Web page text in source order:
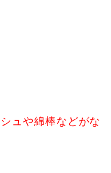
ュや綿棒などがな